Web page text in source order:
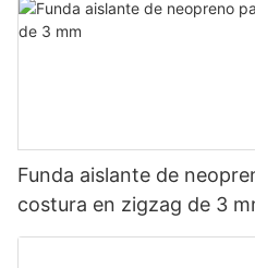
Funda aislante de
costura en zigzag de 3